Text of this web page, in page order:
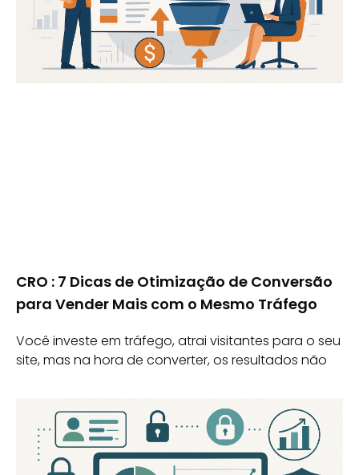
CRO : 7 Dicas de Otimização de Conversão
para Vender Mais com o Mesmo Tráfego
Você investe em tráfego, atrai visitantes para o seu
site, mas na hora de converter, os resultados não